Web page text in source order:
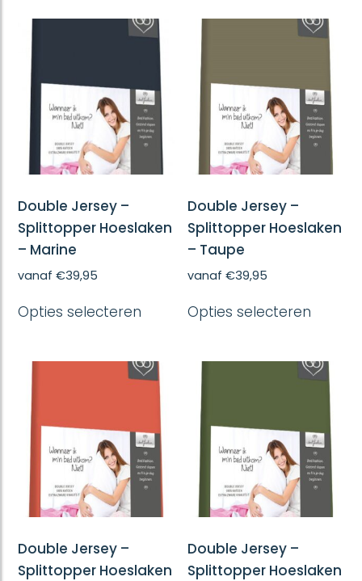
variaties.
Deze
optie
kan
gekozen
worden
op
de
productpagina
Deze
optie
kan
op
de
Double Jersey –
Splittopper Hoeslaken
– Marine
vanaf€39,95
Opties selecteren product
variaties.
Deze
optie
kan
gekozen
worden
op
de
productpagina
Double Jersey –
Splittopper Hoeslaken
– Taupe
vanaf€39,95
Opties selecteren
Deze
optie
kan
op
de
Double Jersey –
Splittopper Hoeslaken
Double Jersey –
Splittopper Hoeslaken